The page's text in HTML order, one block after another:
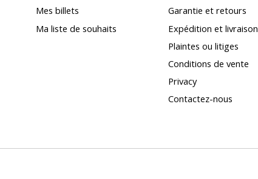
Mes billets
Ma liste de souhaits
Garantie et retours
Expédition et livraison
Plaintes ou litiges
Conditions de vente
Privacy
Contactez-nous